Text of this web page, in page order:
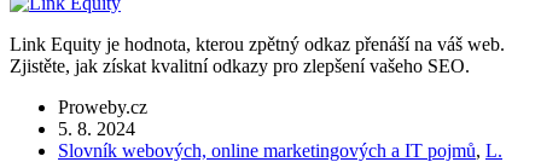
Link Equity je hodnota, kterou zpětný odkaz přenáší na váš web.
Zjistěte, jak získat kvalitní odkazy pro zlepšení vašeho SEO.
Proweby.cz
5. 8. 2024
Slovník webových, online marketingových a IT pojmů, L.